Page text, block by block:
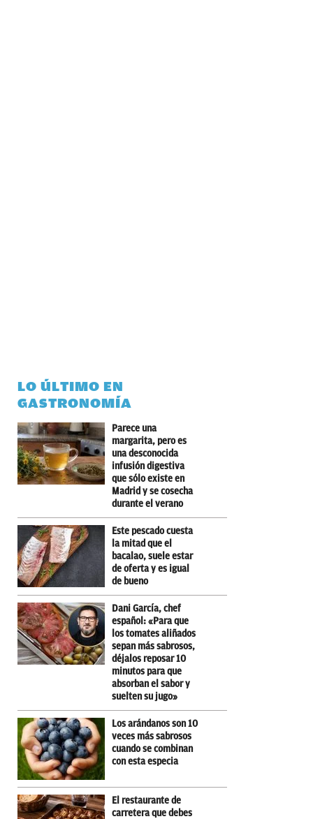
LO ÚLTIMO EN
GASTRONOMÍA
Parece una
margarita, pero es
una desconocida
infusión digestiva
que sólo existe en
Madrid y se cosecha
durante el verano
Este pescado cuesta
la mitad que el
bacalao, suele estar
de oferta y es igual
de bueno
Dani García, chef
español: «Para que
los tomates aliñados
sepan más sabrosos,
déjalos reposar 10
minutos para que
absorban el sabor y
suelten su jugo»
Los arándanos son 10
veces más sabrosos
cuando se combinan
con esta especia
El restaurante de
carretera que debes